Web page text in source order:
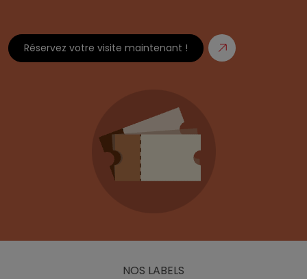
Réservez votre visite maintenant !
NOS LABELS